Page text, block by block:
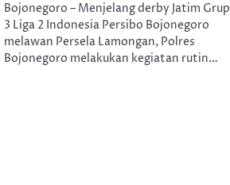
Bojonegoro – Menjelang derby Jatim Grup
3 Liga 2 Indonesia Persibo Bojonegoro
melawan Persela Lamongan, Polres
Bojonegoro melakukan kegiatan rutin…